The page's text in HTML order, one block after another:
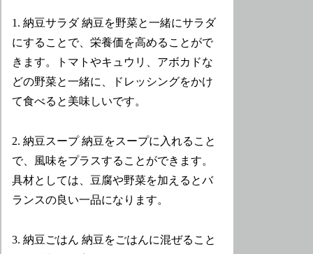
1. 納豆サラダ 納豆を野菜と一緒にサラダ
にすることで、栄養価を高めることがで
きます。トマトやキュウリ、アボカドな
どの野菜と一緒に、ドレッシングをかけ
て食べると美味しいです。
2. 納豆スープ 納豆をスープに入れること
で、風味をプラスすることができます。
具材としては、豆腐や野菜を加えるとバ
ランスの良い一品になります。
3. 納豆ごはん 納豆をごはんに混ぜること